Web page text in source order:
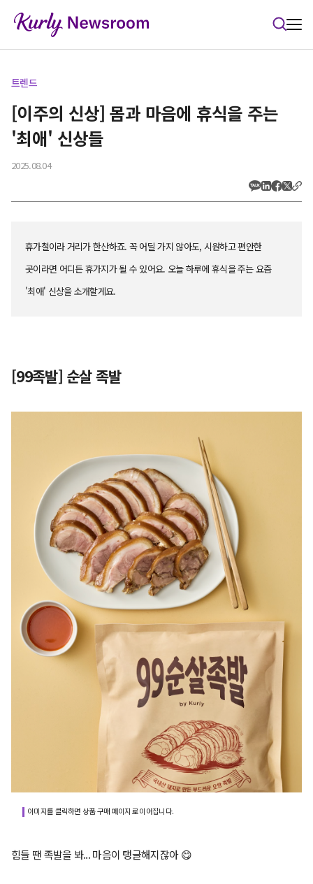
트렌드
[이주의 신상] 몸과 마음에 휴식을 주는
'최애' 신상들
2025.08.04
휴가철이라 거리가 한산하죠. 꼭 어딜 가지 않아도, 시원하고 편안한
곳이라면 어디든 휴가지가 될 수 있어요. 오늘 하루에 휴식을 주는 요즘
'최애' 신상을 소개할게요.
[99족발] 순살 족발
이미지를 클릭하면 상품 구매 페이지로 이어집니다.
힘들 땐 족발을 봐... 마음이 탱글해지잖아 😋